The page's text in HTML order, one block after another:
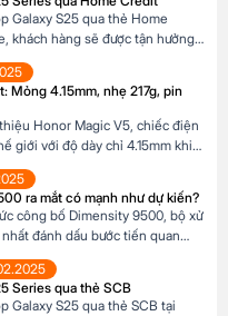
mình. Mục […]
Galaxy S25 qua thẻ Home
khách hàng sẽ được tận hưởng
trả góp từ 3 đến 12 tháng, phù
của mình. […]
Mỏng 4.15mm, nhẹ 217g, pin
Honor Magic V5, chiếc điện
giới với độ dày chỉ 4.15mm khi
lớn 6100mAh và công nghệ
V5 định nghĩa lại chuẩn mực
ra mắt có mạnh như dự kiến?
công bố Dimensity 9500, bộ xử
đánh dấu bước tiến quan
flagship của hãng. Với kiến
hóa tập trung vào hiệu suất,
trí tuệ nhân tạo, Dimensity […]
Series qua thẻ SCB
Galaxy S25 qua thẻ SCB tại